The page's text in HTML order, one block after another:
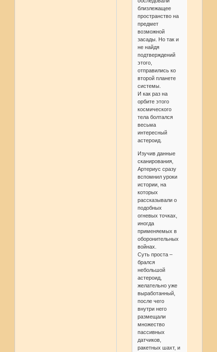
близлежащее
пространство на
предмет
возможной
засады. Но так и
не найдя
подтверждений
этого,
отправились ко
второй планете
системы.
И как раз на
орбите этого
космического
тела болтался
весьма
интересный
астероид.
Изучив данные
сканирования,
Артериус сразу
вспомнил уроки
истории, на
которых
рассказывали о
подобных
огневых точках,
иногда
применяемых в
оборонительных
войнах.
Суть проста –
брался
небольшой
астероид,
желательно уже
выработанный,
после чего
внутри него
размещали
множество
пассивных
датчиков,
ракетных шахт, и